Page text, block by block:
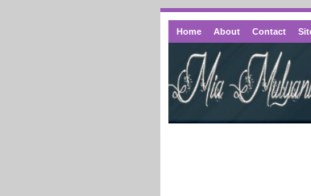
Home About Contact